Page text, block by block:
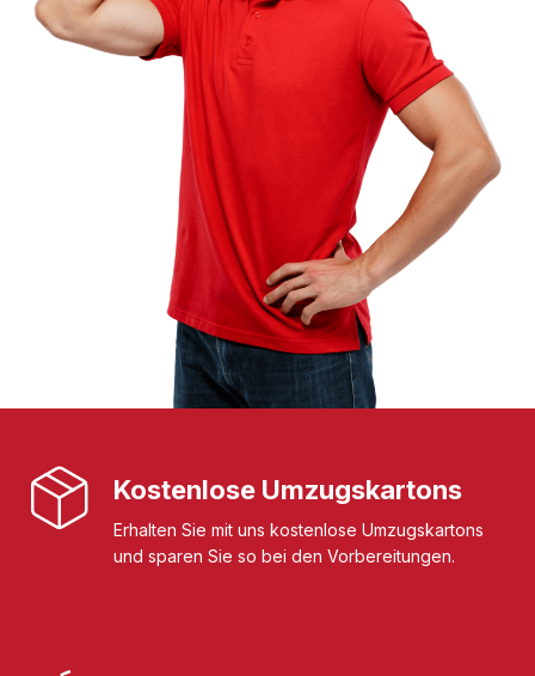
Kostenlose Umzugskartons
Erhalten Sie mit uns kostenlose Umzugskartons
und sparen Sie so bei den Vorbereitungen.